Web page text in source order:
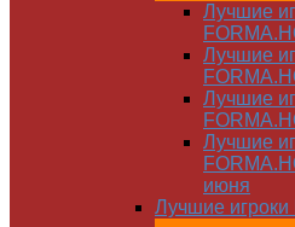
Лучшие
Лучшие
Лучшие
Лучшие
июня
Лучшие